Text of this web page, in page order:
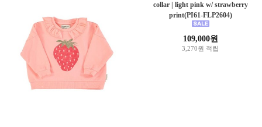
collar | light pink w/ strawberry
print(PI61-FLP2604)
109,000원
3,270원 적립